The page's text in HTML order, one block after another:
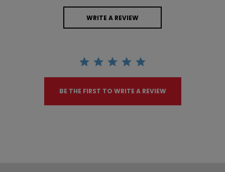
WRITE A REVIEW
BE THE FIRST TO WRITE A REVIEW